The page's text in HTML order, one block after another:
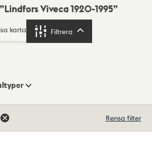
Lindfors Viveca 1920-1995
karta Filtrera
Rensa filter